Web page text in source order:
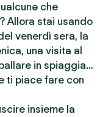
che
Allora stai usando
venerdì sera, la
una visita al
in spiaggia…
ti piace fare con
insieme la